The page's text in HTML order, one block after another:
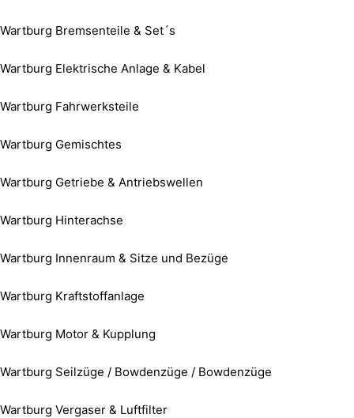
Wartburg Bremsenteile & Set´s
Wartburg Elektrische Anlage & Kabel
Wartburg Fahrwerksteile
Wartburg Gemischtes
Wartburg Getriebe & Antriebswellen
Wartburg Hinterachse
Wartburg Innenraum & Sitze und Bezüge
Wartburg Kraftstoffanlage
Wartburg Motor & Kupplung
Wartburg Seilzüge / Bowdenzüge / Bowdenzüge
Wartburg Vergaser & Luftfilter